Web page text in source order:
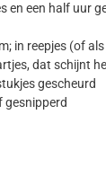
en een half uur
in reepjes (of
dat schijnt
gescheurd
gesnipperd